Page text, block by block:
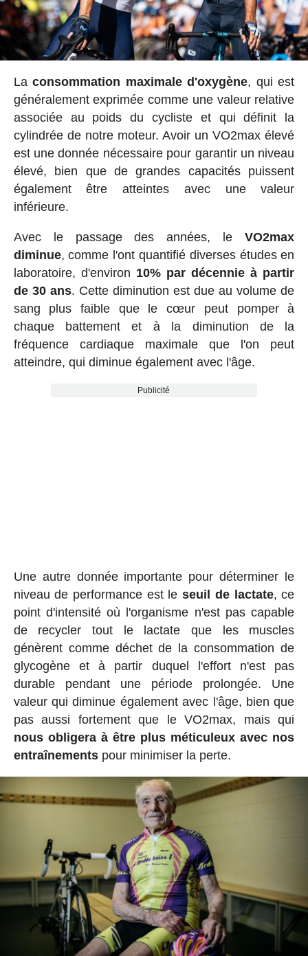
Laconsommation maximale d'oxygène, qui est
généralement exprimée comme une valeur relative
associée au poids du cycliste et qui définit la
cylindrée de notre moteur. Avoir un VO2max élevé
est une donnée nécessaire pour garantir un niveau
élevé, bien que de grandes capacités puissent
également être atteintes avec une valeur
inférieure.
Avec le passage des années, leVO2max
diminue, comme l'ont quantifié diverses études en
laboratoire, d'environ 10% par décennie à partir
de 30 ans. Cette diminution est due au volume de
sang plus faible que le cœur peut pomper à
chaque battement et à la diminution de la
fréquence cardiaque maximale que l'on peut
atteindre, qui diminue également avec l'âge.
Publicité
Une autre donnée importante pour déterminer le
niveau de performance est leseuil de lactate, ce
point d'intensité où l'organisme n'est pas capable
de recycler tout le lactate que les muscles
génèrent comme déchet de la consommation de
glycogène et à partir duquel l'effort n'est pas
durable pendant une période prolongée. Une
valeur qui diminue également avec l'âge, bien que
pas aussi fortement que le VO2max, mais qui
nous obligera à être plus méticuleux avec nos
entraînementspour minimiser la perte.